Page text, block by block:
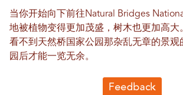
当你开始向下前往Natural Bridges
地被植物变得更加茂盛，树木也更加高大
看不到天然桥国家公园那杂乱无章的景
园后才能一览无余。